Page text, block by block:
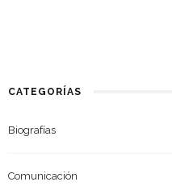
CATEGORÍAS
Biografías
Comunicación